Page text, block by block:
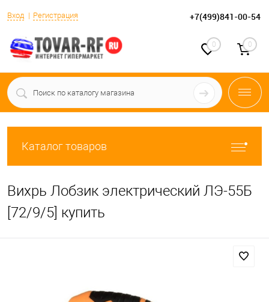
Вход Регистрация +7(499)841-00-54
0 0
Каталог товаров
Вихрь Лобзик электрический ЛЭ-55Б
[72/9/5] купить